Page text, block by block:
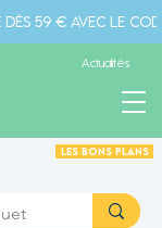
59 € avec le
Actualités
Les Bons plans